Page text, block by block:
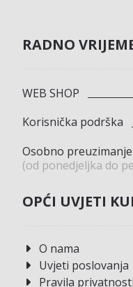
RADNO
WEB SHOP
Korisnička podrška
Osobno preuzimanje
(od ponedjeljka do
OPĆI UVJETI
O nama
Uvjeti poslovanja
Pravila privatnosti